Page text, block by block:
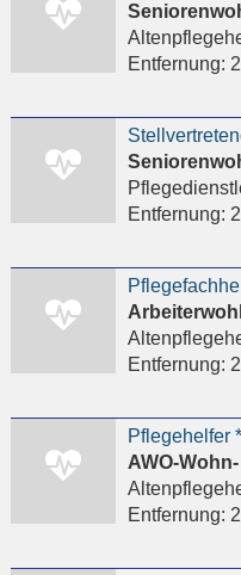
Entfernung:
Entfernung:
Entfernung:
Pflegehelfer
AWO-
Entfernung: